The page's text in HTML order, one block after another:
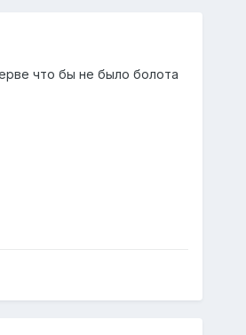
что бы не было болота